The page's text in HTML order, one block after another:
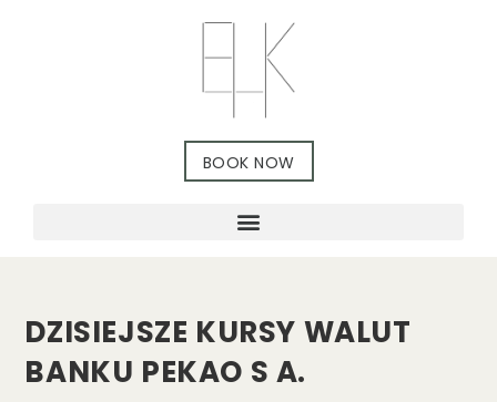
BOOK NOW
DZISIEJSZE KURSY WALUT
BANKU PEKAO S A.